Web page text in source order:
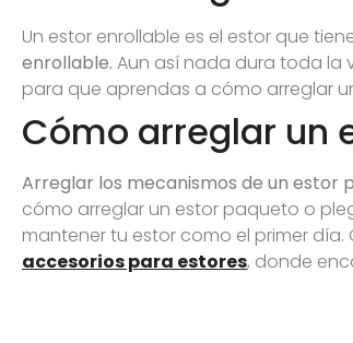
Un estor enrollable es el estor que
enrollable. Aun así nada dura toda la
para que aprendas a cómo arreglar
Cómo arreglar un
Arreglar los mecanismos de un estor
cómo arreglar un estor paqueto o
mantener tu estor como el primer
accesorios para estores, donde